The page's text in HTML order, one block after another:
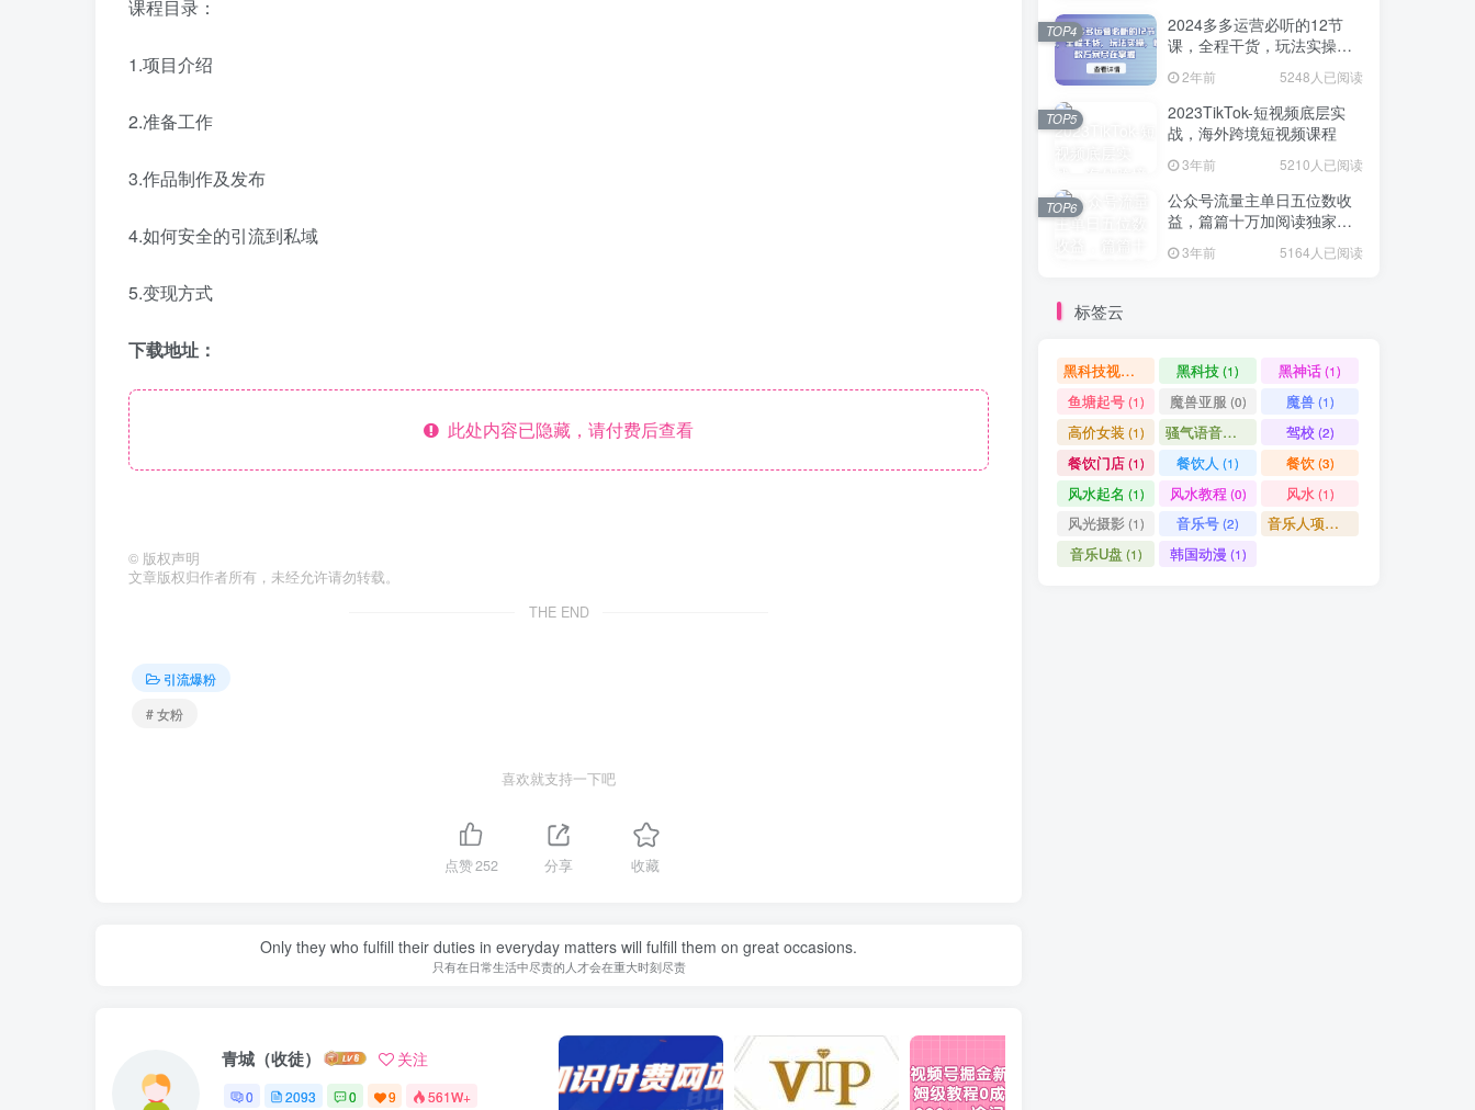
课程目录：
1.项目介绍
2.准备工作
3.作品制作及发布
4.如何安全的引流到私域
5.变现方式
下载地址：
此处内容已隐藏，请付费后查看
© 版权声明
文章版权归作者所有，未经允许请勿转载。
THE END
引流爆粉
# 女粉
喜欢就支持一下吧
点赞252 分享 收藏
Only they who fulfill their duties in everyday matters will fulfill them on great occasions.
只有在日常生活中尽责的人才会在重大时刻尽责
青城（收徒） 关注
0 2093 0 9 561W+
2024多多运营必听的12节
课，全程干货，玩法实操，
2年前 5248人已阅读
TOP4
2023TikTok-短视频底层实
战，海外跨境短视频课程
3年前 5210人已阅读
TOP5
公众号流量主单日五位数收
益，篇篇十万加阅读独家洗
稿工具必出爆款！
3年前 5164人已阅读
TOP6
标签云
黑科技视频搬运 (1)黑科技(1) 黑神话(1)
鱼塘起号(1) 魔兽亚服 (0) 魔兽(1)
高价女装 (1) 骚气语音包 驾校(2)
餐饮门店(1) 餐饮人 (1) 餐饮(3)
风水起名 (1) 风水教程 (0) 风水 (1)
风光摄影 (1) 音乐号(2) 音乐人项目
音乐U盘 (1) 韩国动漫 (1)